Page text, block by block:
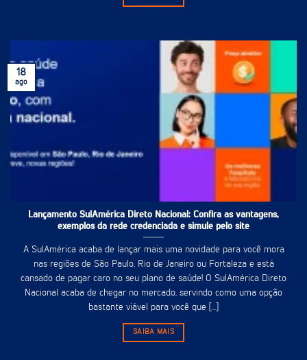
Lançamento SulAmérica Direto Nacional: Confira as vantagens,
exemplos da rede credenciada e simule pelo site
A SulAmérica acaba de lançar mais uma novidade para você mora
nas regiões de São Paulo, Rio de Janeiro ou Fortaleza e está
cansado de pagar caro no seu plano de saúde! O SulAmérica Direto
Nacional acaba de chegar no mercado, servindo como uma opção
bastante viável para você que [...]
SAIBA MAIS
18
ago